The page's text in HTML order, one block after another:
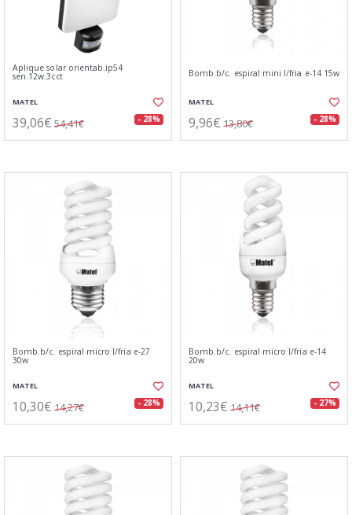
Aplique solar orientab.ip54
sen.12w.3cct
MATEL
39,06€ 54,41€ - 28%
Bomb.b/c. espiral mini l/fria e-14 15w
MATEL
9,96€ 13,80€ - 28%
Bomb.b/c. espiral micro l/fria e-27
30w
MATEL
10,30€ 14,27€ - 28%
Bomb.b/c. espiral micro l/fria e-14
20w
MATEL
10,23€ 14,11€ - 27%